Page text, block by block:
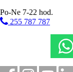
Bar u bazénu
Fotogalerie
Po-Ne 7-22 hod.
255 787 787